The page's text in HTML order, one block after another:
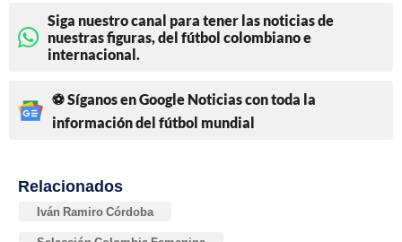
Siga nuestro canal para tener las noticias de
nuestras figuras, del fútbol colombiano e
internacional.
⚽ Síganos en Google Noticias con toda la
información del fútbol mundial
Relacionados
Iván Ramiro Córdoba